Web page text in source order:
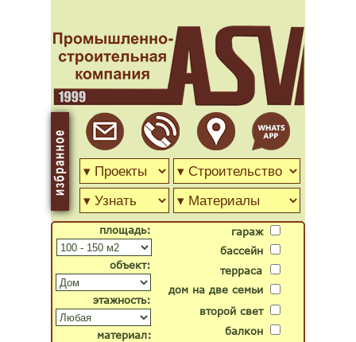
гараж
бассейн
второй свет
дом на две семьи
терраса
балкон
объект:
материал:
площадь:
этажность: